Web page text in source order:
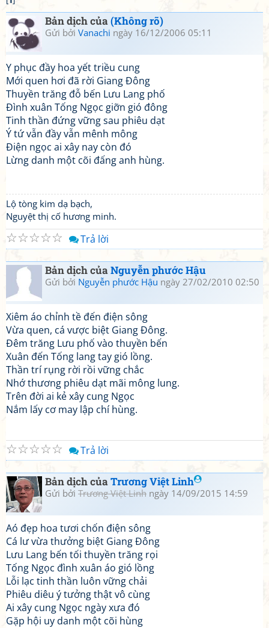
Bản dịch của(Không rõ)
Gửi bởi Vanachi ngày 16/12/2006 05:11
Y phục đầy hoa yết triều cung
Mới quen hơi đã rời Giang Đông
Thuyền trăng đỗ bến Lưu Lang phố
Đình xuân Tống Ngọc giỡn gió đông
Tinh thần đứng vững sau phiêu dạt
Ý tứ vẫn đầy vẫn mênh mông
Điện ngọc ai xây nay còn đó
Lừng danh một cõi đấng anh hùng.
Lộ tòng kim dạ bạch,
Nguyệt thị cố hương minh.
☆
☆
☆
☆
☆ Trả lời
Bản dịch củaNguyễn phước Hậu
Gửi bởi Nguyễn phước Hậu ngày 27/02/2010 02:50
Xiêm áo chỉnh tề đến điện sông
Vừa quen, cá vược biệt Giang Đông.
Đêm trăng Lưu phố vào thuyền bến
Xuân đến Tống lang tay gió lồng.
Thần trí rụng rời rồi vững chắc
Nhớ thương phiêu dạt mãi mông lung.
Trên đời ai kẻ xây cung Ngọc
Nắm lấy cơ may lập chí hùng.
☆
☆
☆
☆
☆ Trả lời
Bản dịch củaTrương Việt Linh
Gửi bởi Trương Việt Linh ngày 14/09/2015 14:59
Aó đẹp hoa tươi chốn điện sông
Cá lư vừa thưởng biệt Giang Đông
Lưu Lang bến tối thuyền trăng rọi
Tống Ngọc đình xuân áo gió lồng
Lỗi lạc tinh thần luôn vững chải
Phiêu diêu ý tưởng thật vô cùng
Ai xây cung Ngọc ngày xưa đó
Gặp hội uy danh một cõi hùng